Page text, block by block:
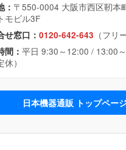
642-643
： 〒550-0004 大阪市西区靭本
モビル3F
せ窓口： 0120-642-643 （フリ
間： 平日 9:30～12:00 / 13:00
）
日本機器通販 トップペー